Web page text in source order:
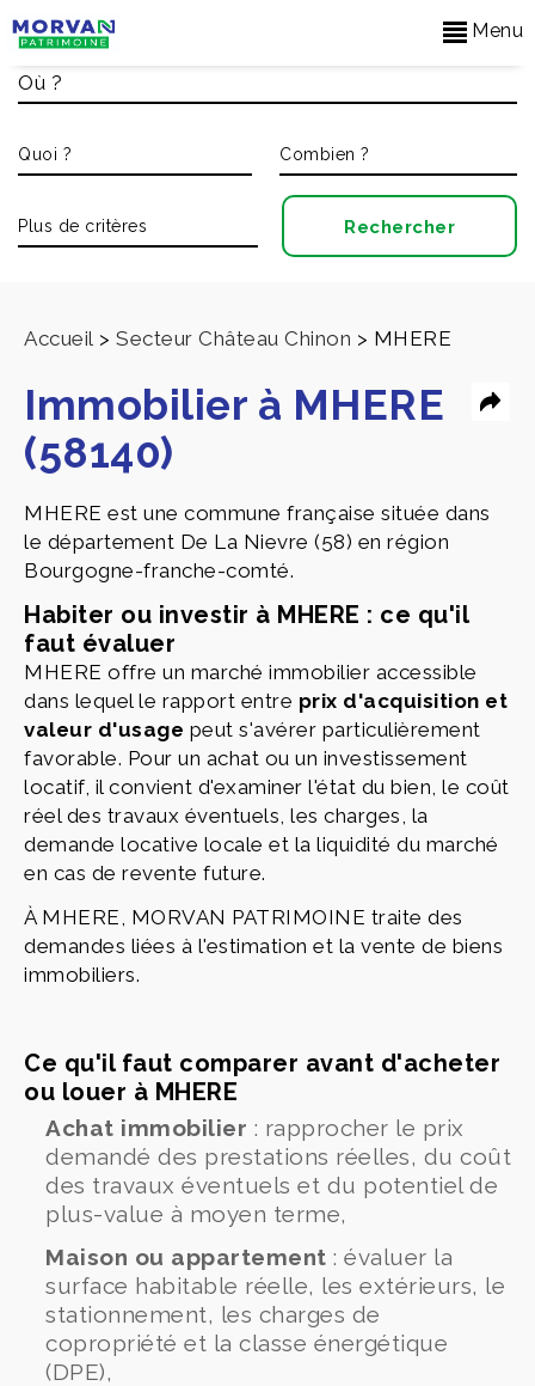
Menu
Accueil > Secteur Château Chinon > MHERE
Immobilier à MHERE
(58140)
MHERE est une commune française située dans
le département De La Nievre (58) en région
Bourgogne-franche-comté.
Habiter ou investir à MHERE : ce qu'il
faut évaluer
MHERE offre un marché immobilier accessible
dans lequel le rapport entre prix d'acquisition et
valeur d'usage peut s'avérer particulièrement
favorable. Pour un achat ou un investissement
locatif, il convient d'examiner l'état du bien, le coût
réel des travaux éventuels, les charges, la
demande locative locale et la liquidité du marché
en cas de revente future.
À MHERE, MORVAN PATRIMOINE traite des
demandes liées à l'estimation et la vente de biens
immobiliers.
Ce qu'il faut comparer avant d'acheter
ou louer à MHERE
Achat immobilier : rapprocher le prix
demandé des prestations réelles, du coût
des travaux éventuels et du potentiel de
plus-value à moyen terme,
Maison ou appartement : évaluer la
surface habitable réelle, les extérieurs, le
stationnement, les charges de
copropriété et la classe énergétique
(DPE),